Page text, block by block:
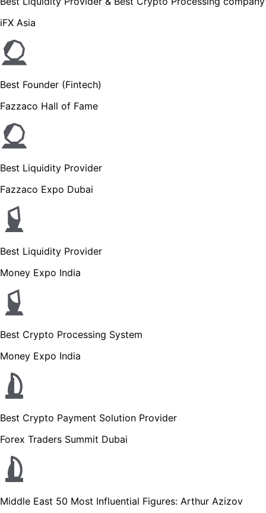
iFX Asia
Best Founder (Fintech)
Fazzaco Hall of Fame
Best Liquidity Provider
Fazzaco Expo Dubai
Best Liquidity Provider
Money Expo India
Best Crypto Processing System
Money Expo India
Best Crypto Payment Solution Provider
Forex Traders Summit Dubai
Middle East 50 Most Influential Figures: Arthur Azizov